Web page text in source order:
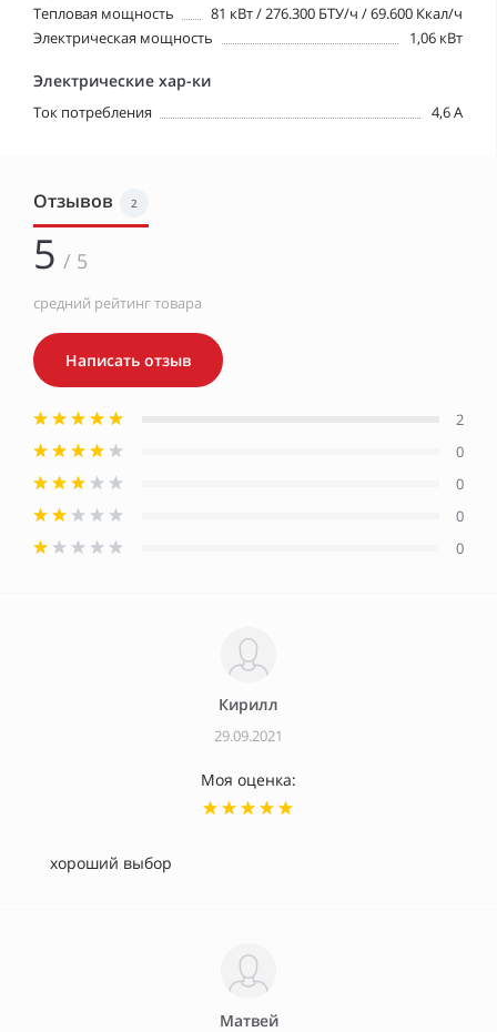
Тепловая мощность
81 кВт / 276.300 БТУ/ч / 69.600 Ккал/ч
Электрическая мощность
1,06 кВт
Электрические хар-ки
Ток потребления 4,6 A
Отзывов 2
5 / 5
средний рейтинг товара
Написать отзыв
2
0
0
0
0
Кирилл
29.09.2021
Моя оценка:
хороший выбор
Матвей